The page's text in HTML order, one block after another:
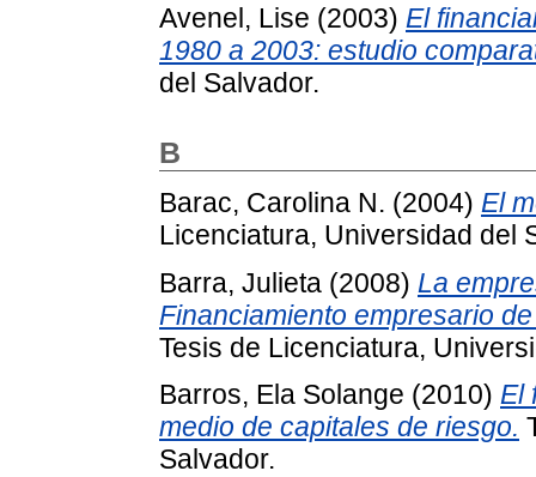
Avenel, Lise (2003) El
1980 a 2003: estudio
del Salvador.
B
Barac, Carolina N. (2004) El
Licenciatura, Universidad del
Barra, Julieta (2008) La
Financiamiento empresario
Tesis de Licenciatura,
Barros, Ela Solange (2010) El
medio de capitales de riesgo.
Salvador.